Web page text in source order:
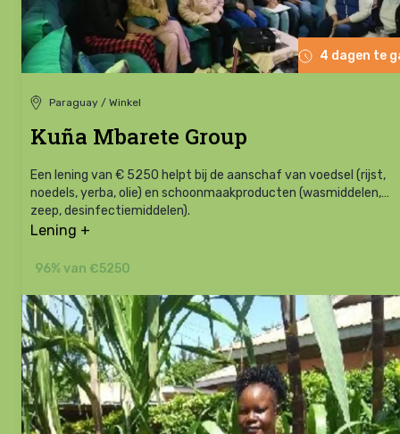
4 dagen te
Paraguay / Winkel
Kuña Mbarete Group
Een lening van € 5250 helpt bij de aanschaf van voedsel (rijst,
noedels, yerba, olie) en schoonmaakproducten (wasmiddelen,
zeep, desinfectiemiddelen).
Lening +
96% van €5250